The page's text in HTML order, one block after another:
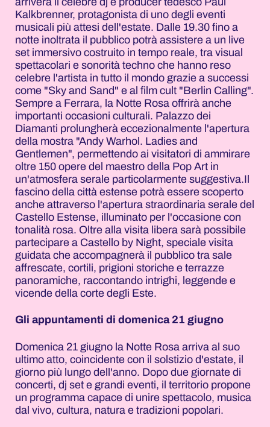
Kalkbrenner, protagonista di uno degli eventi
musicali più attesi dell'estate. Dalle 19.30 fino a
notte inoltrata il pubblico potrà assistere a un live
set immersivo costruito in tempo reale, tra visual
spettacolari e sonorità techno che hanno reso
celebre l'artista in tutto il mondo grazie a successi
come "Sky and Sand" e al film cult "Berlin Calling".
Sempre a Ferrara, la Notte Rosa offrirà anche
importanti occasioni culturali. Palazzo dei
Diamanti prolungherà eccezionalmente l'apertura
della mostra "Andy Warhol. Ladies and
Gentlemen", permettendo ai visitatori di ammirare
oltre 150 opere del maestro della Pop Art in
un'atmosfera serale particolarmente suggestiva.Il
fascino della città estense potrà essere scoperto
anche attraverso l'apertura straordinaria serale del
Castello Estense, illuminato per l'occasione con
tonalità rosa. Oltre alla visita libera sarà possibile
partecipare a Castello by Night, speciale visita
guidata che accompagnerà il pubblico tra sale
affrescate, cortili, prigioni storiche e terrazze
panoramiche, raccontando intrighi, leggende e
vicende della corte degli Este.
Gli appuntamenti di domenica 21 giugno
Domenica 21 giugno la Notte Rosa arriva al suo
ultimo atto, coincidente con il solstizio d'estate, il
giorno più lungo dell'anno. Dopo due giornate di
concerti, dj set e grandi eventi, il territorio propone
un programma capace di unire spettacolo, musica
dal vivo, cultura, natura e tradizioni popolari.